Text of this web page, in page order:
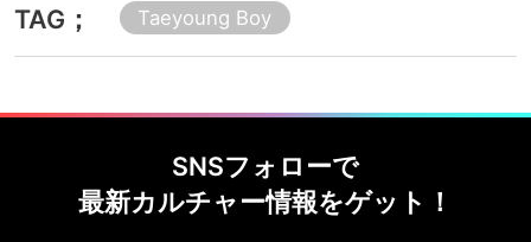
TAG； Taeyoung Boy
SNSフォローで
最新カルチャー情報をゲット！